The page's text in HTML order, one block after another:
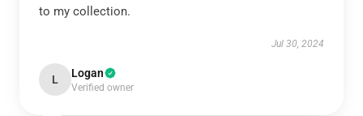
to my collection.
Jul 30, 2024
L Logan
Verified owner